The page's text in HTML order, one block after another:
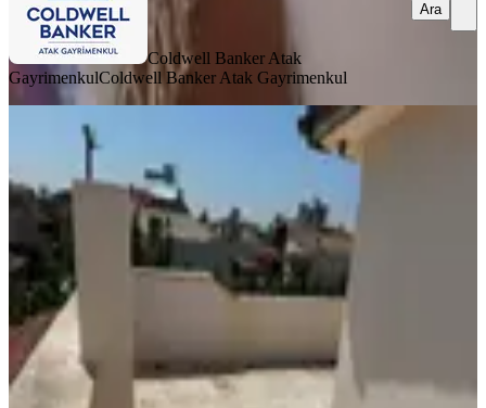
Coldwell Banker Atak
GayrimenkulColdwell Banker Atak Gayrimenkul
Ara
Salihleraltı Seçkinler Sitesinde 3+1
Eşyalı Satılık Yazlık
İzmir, Dikili
3+1·100 m² Bahçe katı ·14.07.2026
7.800.000 ₺
TAM NOKTA ADİLFatma Sevinç Top